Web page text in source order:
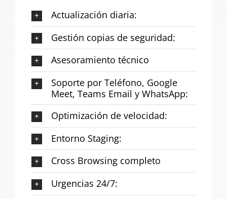
Actualización diaria:
Gestión copias de seguridad:
Asesoramiento técnico
Soporte por Teléfono, Google
Meet, Teams Email y WhatsApp:
Optimización de velocidad:
Entorno Staging:
Cross Browsing completo
Urgencias 24/7: